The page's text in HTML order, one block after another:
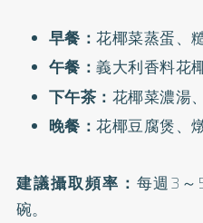
早餐：花椰菜蒸蛋、
午餐：義大利香料花
下午茶： 花椰菜濃湯
晚餐：花椰豆腐煲、
建議攝取頻率： 每週3～
碗。